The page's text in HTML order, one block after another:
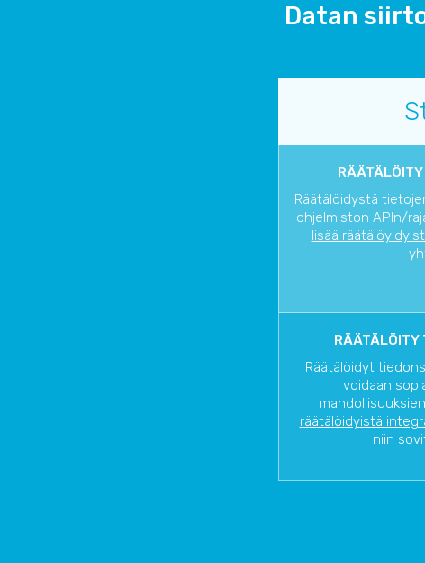
Datan
Räätälöidystä
ohjelmiston APIn/
lisää
RÄÄTÄLÖITY
Räätälöidyt
voidaan
räätälöidyistä
niin